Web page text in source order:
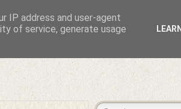
IP address and user-agent
of service, generate usage